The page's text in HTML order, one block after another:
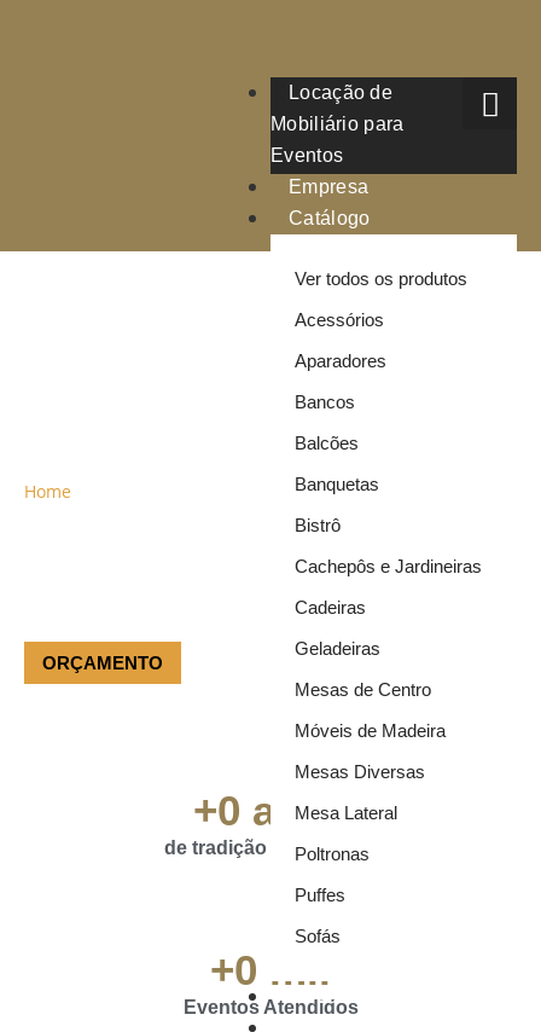
Locação de
Mobiliário para
Eventos
Empresa
Catálogo
Ver todos os produtos
Acessórios
Aparadores
Bancos
Balcões
Banquetas
Bistrô
Cachepôs e Jardineiras
Cadeiras
Geladeiras
Mesas de Centro
Móveis de Madeira
Mesas Diversas
Mesa Lateral
Poltronas
Puffes
Sofás
Móveis
ALUGUEL DE
CADEIRAS DE
Home Aluguel de Cadeiras de Ferro
chamar a atenção e ser o verdadeiro diferencial da sua
ORÇAMENTO (11) 3981-3151
de tradição e qualidade
+0 anos
Eventos Atendidos
+0 mil